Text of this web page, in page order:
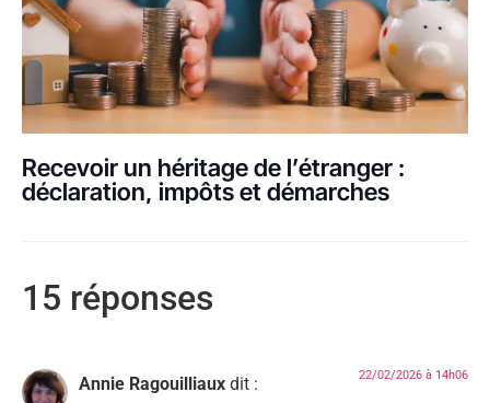
Recevoir un héritage de l’étranger :
déclaration, impôts et démarches
15 réponses
Annie Ragouilliaux dit : 22/02/2026 à 14h06